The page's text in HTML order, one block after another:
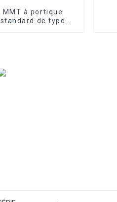
MMT à portique
standard de type